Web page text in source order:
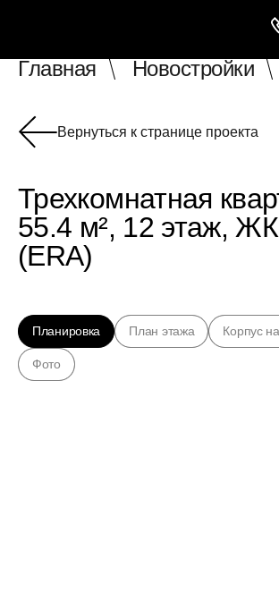
Главная Новостройки
Вернуться к странице проекта
Трехкомнатная
55.4 м², 12 этаж,
(ERA)
Планировка План этажа Корпус
Фото